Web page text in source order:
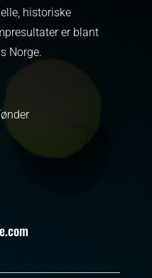
historiske
er blant
Norge.